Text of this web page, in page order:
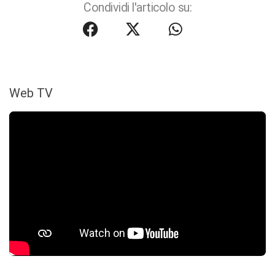
Condividi l'articolo su:
Web TV